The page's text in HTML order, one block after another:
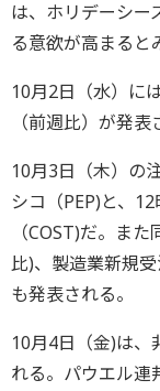
は、ホリデーシー
る意欲が高まると
10月2日（水）に
（前週比）が発表
10月3日（木）の
シコ（PEP)と、
（COST)だ。ま
比)、製造業新規
も発表される。
10月4日（金)は、
れる。パウエル連